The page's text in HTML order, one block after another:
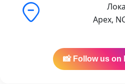
Apex,
📸 Follow us on